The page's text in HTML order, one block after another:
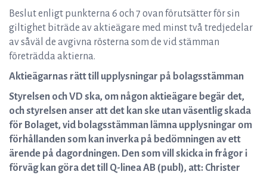
Beslut enligt punkterna 6 och 7 ovan förutsätter för sin
giltighet biträde av aktieägare med minst två tredjedelar
av såväl de avgivna rösterna som de vid stämman
företrädda aktierna.
Aktieägarnas rätt till upplysningar på bolagsstämman
Styrelsen och VD ska, om någon aktieägare begär det,
och styrelsen anser att det kan ske utan väsentlig skada
för Bolaget, vid bolagsstämman lämna upplysningar om
förhållanden som kan inverka på bedömningen av ett
ärende på dagordningen. Den som vill skicka in frågor i
förväg kan göra det till Q-linea AB (publ), att: Christer